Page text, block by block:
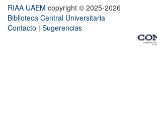
RIAA UAEM copyright © 2025-2026
Biblioteca Central Universitaria
Contacto | Sugerencias